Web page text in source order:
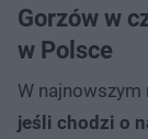
Gorzów w
w Polsce
W najnowszym
jeśli chodzi o